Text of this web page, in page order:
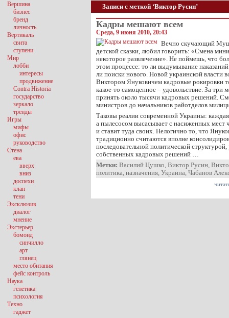
Записи с меткой ‘Виктор Русин’
Кадры мешают всем
Среда, 9 июня 2010, 20:43
Вечно скучающий
детской сказки, любил говорить: «Смена
некоторое развлечение». Не поймешь, что
этом процессе: то ли выдумывание
ли поиски нового. Новой украинской власти
Виктором Януковичем кадровые рокировки
какое-то самоценное – удовольствие. За три
принять около тысячи кадровых решений.
министров до начальников райотделов
Таковы реалии современной Украины:
а пылесосом высасывает с насиженных мест
и ставит туда своих. Нелогично то, что
традиционно считаются вполне
последовательной политической
собственных кадровых решений …
Метки: Василий Цушко, Виктор Русин,
политика, назначения, Украина, Чабанов
Вершина
бизнес
бренд
личность
Вертикаль
свита
ступени
Мир
лобби
интересы
продвижение
Contra Historia
государство
зеркало
тренды
Игры
мифы
офис
руководство
Стена
ева
вверх
вниз
доспехи
клан
тени
Эксклюзив
диалог
мнение
Экстерьер
бомонд
синчилло
арт
глянец
место обитания
фейс контроль
Наука
генетика
психология
Техно
гаджет